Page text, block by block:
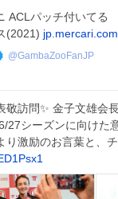
ACLパッチ付いてる
(2021)
@GambaZooFanJP
敬訪問✨ 金子文雄会
27シーズンに向けた
り激励のお言葉と、